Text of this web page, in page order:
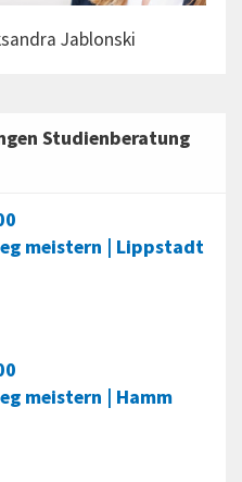
Studienberatung
meistern | Lippstadt
meistern | Hamm